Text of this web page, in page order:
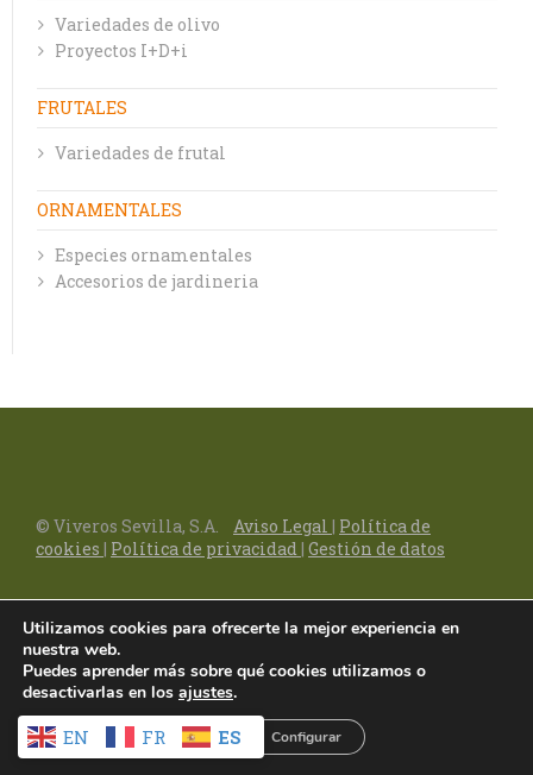
Variedades de olivo
Proyectos I+D+i
FRUTALES
Variedades de frutal
ORNAMENTALES
Especies ornamentales
Accesorios de jardineria
© Viveros Sevilla, S.A. Aviso Legal | Política de
cookies | Política de privacidad| Gestión de datos
Utilizamos cookies para ofrecerte la mejor experiencia en
nuestra web.
Puedes aprender más sobre qué cookies utilizamos o
desactivarlas en los ajustes.
Aceptar Rechazar Configurar
EN FR ES